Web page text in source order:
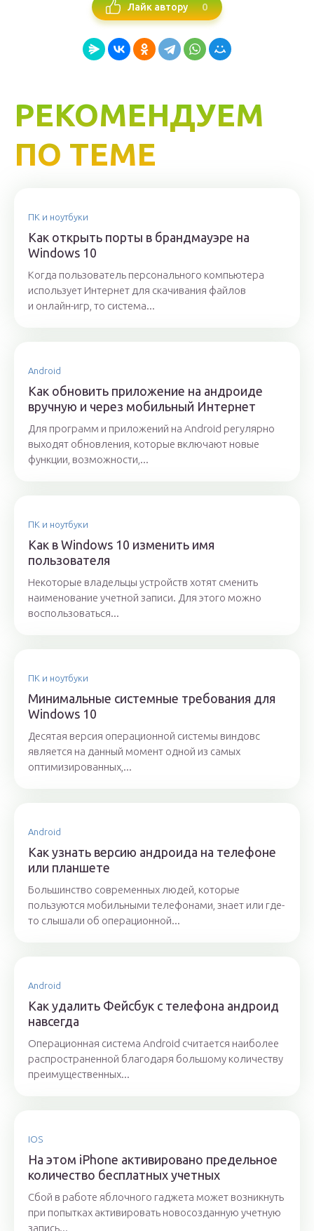
Лайк автору 0
РЕКОМЕНДУЕМ
ПО ТЕМЕ
ПК и ноутбуки
Как открыть порты в брандмауэре на
Windows 10
Когда пользователь персонального компьютера
использует Интернет для скачивания файлов
и онлайн-игр, то система...
Android
Как обновить приложение на андроиде
вручную и через мобильный Интернет
Для программ и приложений на Android регулярно
выходят обновления, которые включают новые
функции, возможности,...
ПК и ноутбуки
Как в Windows 10 изменить имя
пользователя
Некоторые владельцы устройств хотят сменить
наименование учетной записи. Для этого можно
воспользоваться...
ПК и ноутбуки
Минимальные системные требования для
Windows 10
Десятая версия операционной системы виндовс
является на данный момент одной из самых
оптимизированных,...
Android
Как узнать версию андроида на телефоне
или планшете
Большинство современных людей, которые
пользуются мобильными телефонами, знает или где-
то слышали об операционной...
Android
Как удалить Фейсбук с телефона андроид
навсегда
Операционная система Android считается наиболее
распространенной благодаря большому количеству
преимущественных...
IOS
На этом iPhone активировано предельное
количество бесплатных учетных
Сбой в работе яблочного гаджета может возникнуть
при попытках активировать новосозданную учетную
запись...